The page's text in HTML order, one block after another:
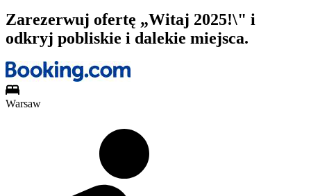
Zarezerwuj ofertę „Witaj 2025!\" i
odkryj pobliskie i dalekie miejsca.
Warsaw